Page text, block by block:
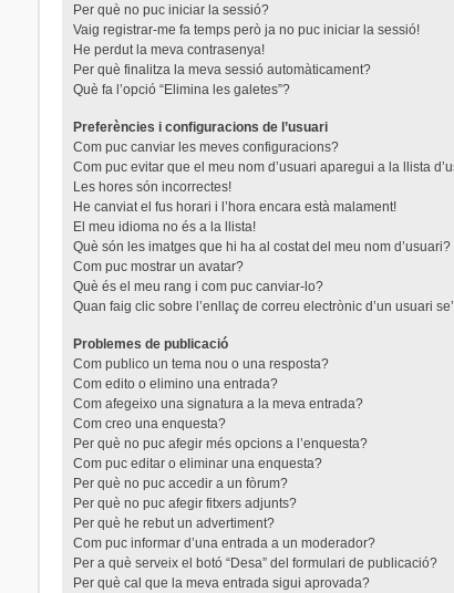
Per què no puc iniciar la sessió?
Vaig registrar-me fa temps però ja no puc iniciar la sessió!
He perdut la meva contrasenya!
Per què finalitza la meva sessió automàticament?
Què fa l’opció “Elimina les galetes”?
Preferències i configuracions de l’usuari
Com puc canviar les meves configuracions?
Com puc evitar que el meu nom d’usuari aparegui a la llista
Les hores són incorrectes!
He canviat el fus horari i l’hora encara està malament!
El meu idioma no és a la llista!
Què són les imatges que hi ha al costat del meu nom d’usuari?
Com puc mostrar un avatar?
Què és el meu rang i com puc canviar-lo?
Quan faig clic sobre l’enllaç de correu electrònic d’un usuari
Problemes de publicació
Com publico un tema nou o una resposta?
Com edito o elimino una entrada?
Com afegeixo una signatura a la meva entrada?
Com creo una enquesta?
Per què no puc afegir més opcions a l’enquesta?
Com puc editar o eliminar una enquesta?
Per què no puc accedir a un fòrum?
Per què no puc afegir fitxers adjunts?
Per què he rebut un advertiment?
Com puc informar d’una entrada a un moderador?
Per a què serveix el botó “Desa” del formulari de publicació?
Per què cal que la meva entrada sigui aprovada?